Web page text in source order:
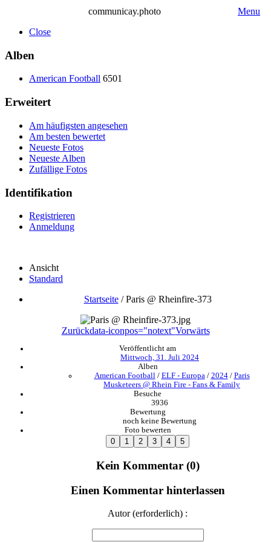
communicay.photo
Menu
Close
Alben
American Football 6501
Erweitert
Am häufigsten angesehen
Am besten bewertet
Neueste Fotos
Neueste Alben
Zufällige Fotos
Identifikation
Registrieren
Anmeldung
Ansicht
Standard
Startseite/Paris @ Rheinfire-373
Zurückdata-iconpos="notext"Vorwärts
Veröffentlicht am
Mittwoch, 31. Juli 2024
Alben
American Football/ ELF - Europa/ 2024/ Paris
Musketeers @ Rhein Fire - Fans & Family
Besuche
3936
Bewertung
noch keine Bewertung
Foto bewerten
Kein Kommentar (0)
Einen Kommentar hinterlassen
Autor (erforderlich) :